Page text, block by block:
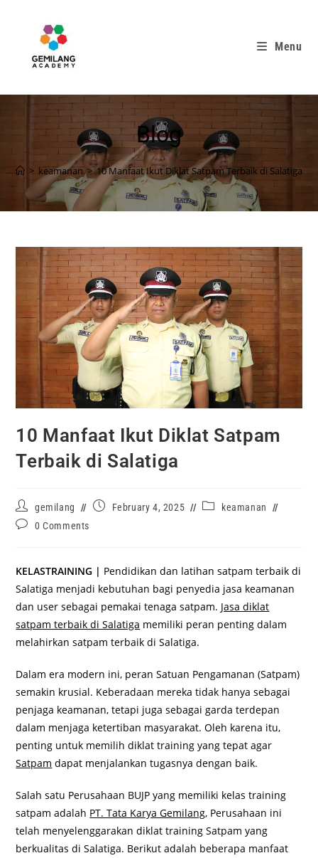
Menu
Blog
> keamanan > 10 Manfaat Ikut Diklat Satpam Terbaik di Salatiga
10 Manfaat Ikut Diklat Satpam
Terbaik di Salatiga
gemilang February 4, 2025
keamanan
0 Comments
KELASTRAINING | Pendidikan dan latihan satpam terbaik di
Salatiga menjadi kebutuhan bagi penyedia jasa keamanan
dan user sebagai pemakai tenaga satpam. Jasa diklat
satpam terbaik di Salatiga memiliki peran penting dalam
melahirkan satpam terbaik di Salatiga.
Dalam era modern ini, peran Satuan Pengamanan (Satpam)
semakin krusial. Keberadaan mereka tidak hanya sebagai
penjaga keamanan, tetapi juga sebagai garda terdepan
dalam menjaga ketertiban masyarakat. Oleh karena itu,
penting untuk memilih diklat training yang tepat agar
Satpam dapat menjalankan tugasnya dengan baik.
Salah satu Perusahaan BUJP yang memiliki kelas training
satpam adalah PT. Tata Karya Gemilang, Perusahaan ini
telah menyelenggarakan diklat training Satpam yang
berkualitas di Salatiga. Berikut adalah beberapa manfaat